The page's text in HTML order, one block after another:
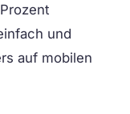
und
auf mobilen